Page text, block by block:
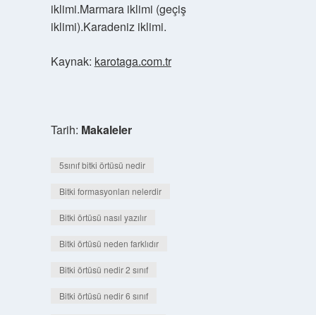
iklimi.Marmara iklimi (geçiş
iklimi).Karadeniz iklimi.
Kaynak: karotaga.com.tr
Tarih: Makaleler
5sınıf bitki örtüsü nedir
Bitki formasyonları nelerdir
Bitki örtüsü nasıl yazılır
Bitki örtüsü neden farklıdır
Bitki örtüsü nedir 2 sınıf
Bitki örtüsü nedir 6 sınıf